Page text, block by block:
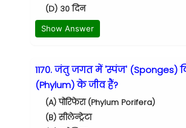
(D) 30 दिन
Show Answer
1170. जंतु जगत में 'स्पंज' (Sponges)
(Phylum) के जीव हैं?
(A) पोरिफेरा (Phylum Porifera)
(B) सीलेन्ट्रेटा